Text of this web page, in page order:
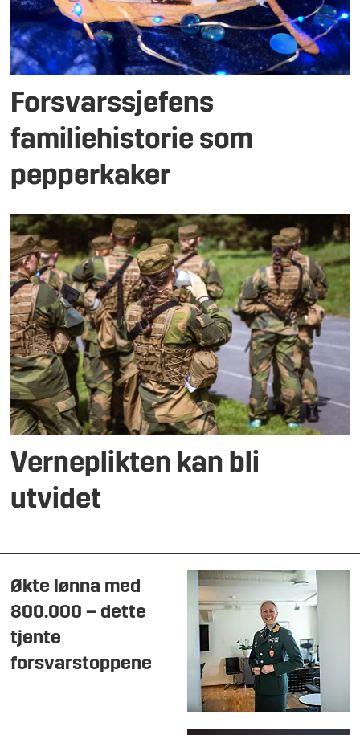
Forsvarssjefens
familiehistorie som
pepperkaker
Verneplikten kan bli
utvidet
Økte lønna med
800.000 – dette
tjente
forsvarstoppene